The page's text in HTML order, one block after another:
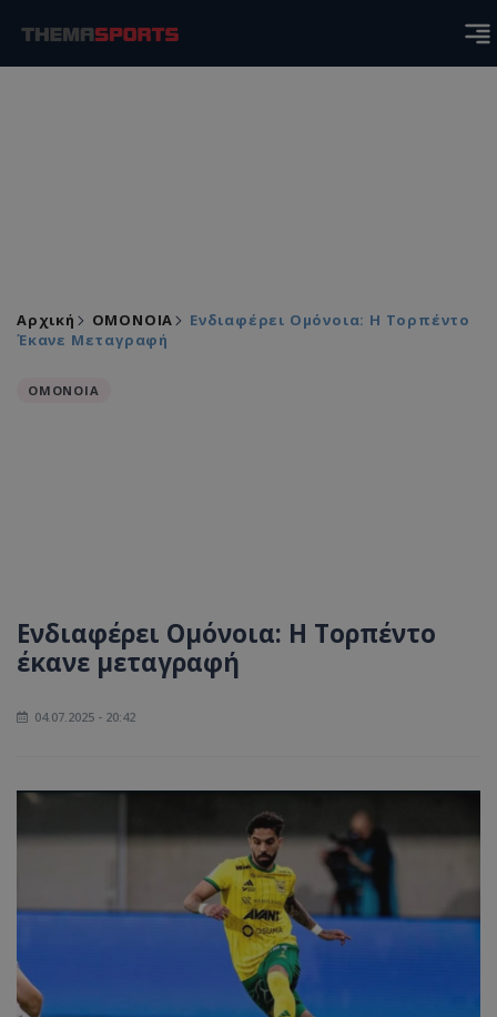
Αρχική ΟΜΟΝΟΙΑ
Ενδιαφέρει Ομόνοια: Η Τορπέντο
Έκανε Μεταγραφή
ΟΜΟΝΟΙΑ
Ενδιαφέρει Ομόνοια: Η Τορπέντο
έκανε μεταγραφή
04.07.2025 - 20:42